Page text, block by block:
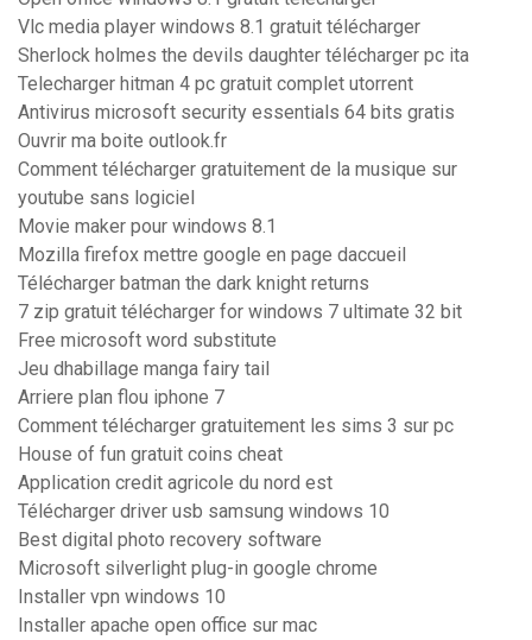
Vlc media player windows 8.1 gratuit télécharger
Sherlock holmes the devils daughter télécharger pc ita
Telecharger hitman 4 pc gratuit complet utorrent
Antivirus microsoft security essentials 64 bits gratis
Ouvrir ma boite outlook.fr
Comment télécharger gratuitement de la musique sur
youtube sans logiciel
Movie maker pour windows 8.1
Mozilla firefox mettre google en page daccueil
Télécharger batman the dark knight returns
7 zip gratuit télécharger for windows 7 ultimate 32 bit
Free microsoft word substitute
Jeu dhabillage manga fairy tail
Arriere plan flou iphone 7
Comment télécharger gratuitement les sims 3 sur pc
House of fun gratuit coins cheat
Application credit agricole du nord est
Télécharger driver usb samsung windows 10
Best digital photo recovery software
Microsoft silverlight plug-in google chrome
Installer vpn windows 10
Installer apache open office sur mac